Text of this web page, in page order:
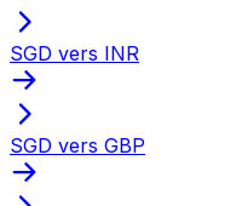
SGD vers INR
SGD vers GBP